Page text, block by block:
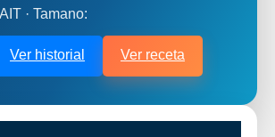
· Tamano:
Ver historial Ver receta